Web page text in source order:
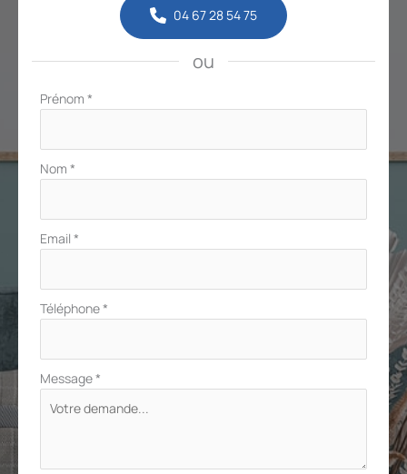
04 67 28 54 75
ou
Formulaire
Prénom *
Nom *
Email *
Téléphone*
Message*